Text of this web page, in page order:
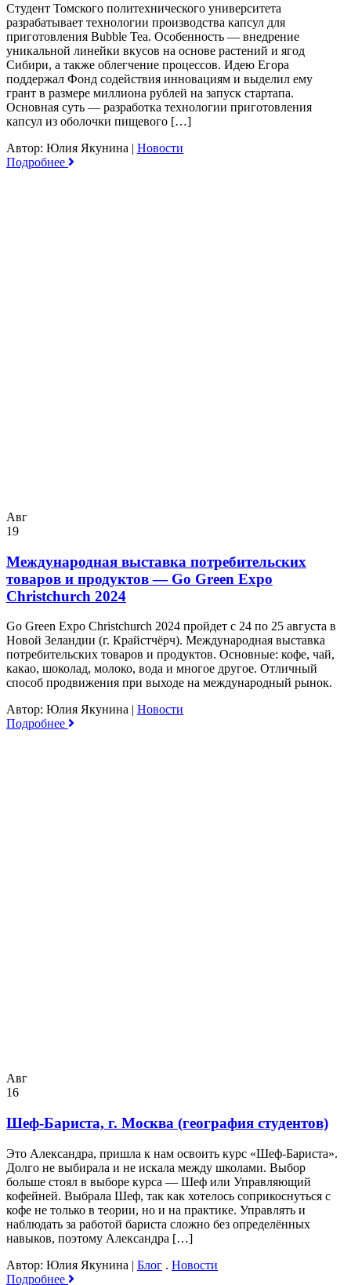
Студент Томского политехнического университета
разрабатывает технологии производства капсул для
приготовления Bubble Tea. Особенность — внедрение
уникальной линейки вкусов на основе растений и ягод
Сибири, а также облегчение процессов. Идею Егора
поддержал Фонд содействия инновациям и выделил ему
грант в размере миллиона рублей на запуск стартапа.
Основная суть — разработка технологии приготовления
капсул из оболочки пищевого […]
Автор: Юлия Якунина | Новости
Подробнее
Авг
19
Международная выставка потребительских
товаров и продуктов — Go Green Expo
Christchurch 2024
Go Green Expo Christchurch 2024 пройдет с 24 по 25 августа в
Новой Зеландии (г. Крайстчёрч). Международная выставка
потребительских товаров и продуктов. Основные: кофе, чай,
какао, шоколад, молоко, вода и многое другое. Отличный
способ продвижения при выходе на международный рынок.
Автор: Юлия Якунина | Новости
Подробнее
Авг
16
Шеф-Бариста, г. Москва (география студентов)
Это Александра, пришла к нам освоить курс «Шеф-Бариста».
Долго не выбирала и не искала между школами. Выбор
больше стоял в выборе курса — Шеф или Управляющий
кофейней. Выбрала Шеф, так как хотелось соприкоснуться с
кофе не только в теории, но и на практике. Управлять и
наблюдать за работой бариста сложно без определённых
навыков, поэтому Александра […]
Автор: Юлия Якунина | Блог . Новости
Подробнее